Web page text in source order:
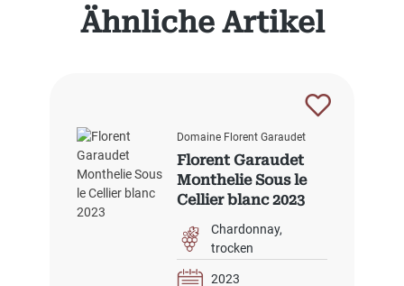
Produktgalerie überspringen
Ähnliche Artikel
Domaine Florent Garaudet
Florent Garaudet
Monthelie Sous le
Cellier blanc 2023
Chardonnay
trocken
2023